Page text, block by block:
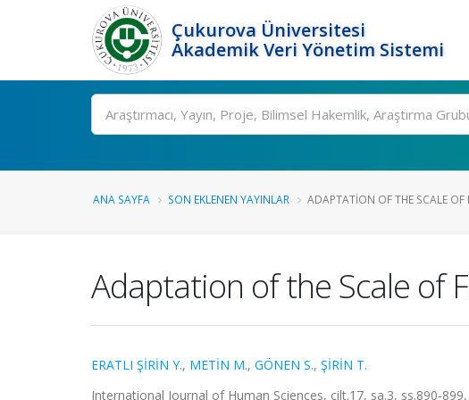
Çukurova Üniversitesi
Akademik Veri Yönetim Sistemi
Ara
ANA SAYFA SON EKLENEN YAYINLAR ADAPTATION OF THE SCALE OF
Adaptation of the Scale of
ERATLI ŞİRİN Y., METİN M., GÖNEN S., ŞİRİN T.
International Journal of Human Sciences, cilt.17, sa.3, ss.890-